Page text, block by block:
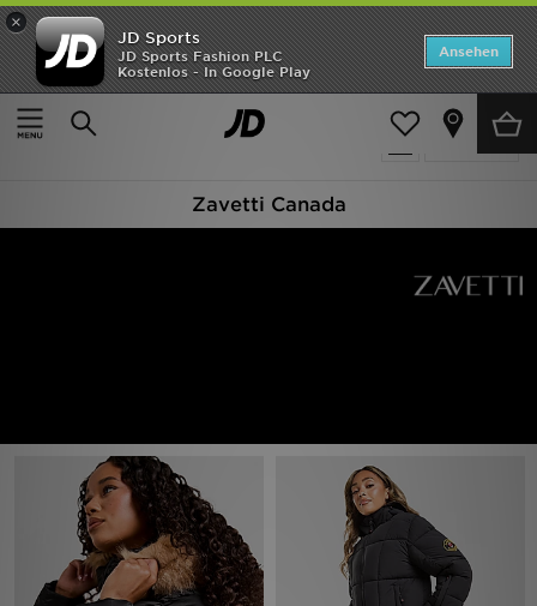
×
JD Sports
JD Sports Fashion PLC
Kostenlos - In Google Play
Ansehen
Startseite
Zavetti Canada
verfeinern
40 Produkte
Zavetti Canada
Startseite
ANGEBOTE
JD Exklusives
Fußball
Sport